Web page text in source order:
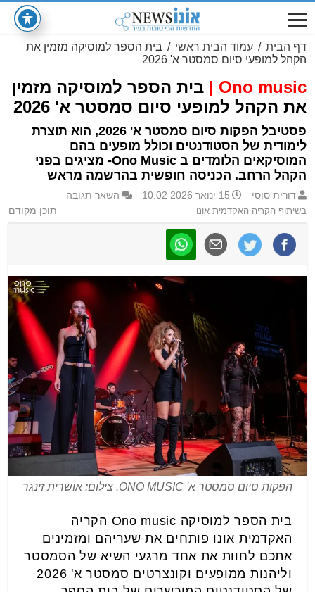
דף הבית / עמוד הבית ראשי / בית הספר למוסיקה מזמין את
הקהל למופעי סיום סמסטר א' 2026
Ono music |
בית הספר למוסיקה מזמין
את הקהל למופעי סיום סמסטר א' 2026
פסטיבל הפקות סיום סמסטר א' 2026, הוא תוצרת
לימודית של הסטודנטים וכולל מופעים בהם
המוסיקאים הלומדים ב Ono Music- מציגים בפני
הקהל הרחב. הכניסה חופשית בהרשמה מראש
דורית סוסי 15 ינואר 2026 10:02
השאר תגובה
בשיתוף הקריה האקדמית אונו
תוכן מקודם
הפקות סיום סמסטר א' ONO MUSIC. צילום: אושרית זינגר
בית הספר למוסיקה Ono music הקריה
האקדמית אונו פותחים את שעריהם ומזמינים
אתכם לחוות את אחד מרגעי השיא של הסמסטר
וליהנות ממופעים וקונצרטים סמסטר א' 2026